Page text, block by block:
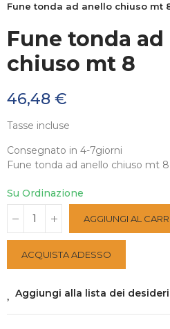
Fune tonda ad anello chiuso mt
Fune tonda
chiuso mt 8
46,48 €
Tasse incluse
Consegnato in 4-7giorni
Fune tonda ad anello chiuso mt 8
Su Ordinazione
AGGIUNGI AL
ACQUISTA ADESSO
Aggiungi alla lista dei desideri